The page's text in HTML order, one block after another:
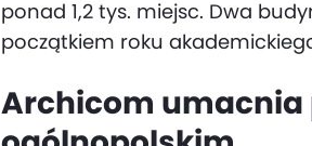
ponad 1,2 tys. miejsc. Dwa
początkiem roku
Archicom umacnia